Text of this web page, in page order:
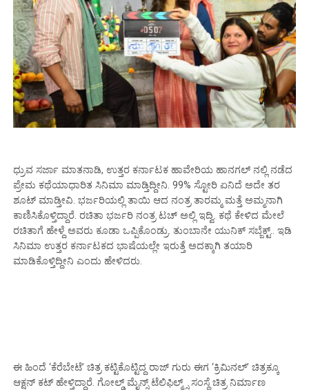
ಧ್ರುವ ಸರ್ಜಾ ಮಾತನಾಡಿ, ಉತ್ತರ ಕರ್ನಾಟಕ ಹಾವೇರಿಯ ಹಾನಗಲ್ ನಲ್ಲಿ ನಡೆದ
ಪ್ರೇಮ ಕಥೆಯಾಧಾರಿತ ಸಿನಿಮಾ ಮಾಡ್ತಿದ್ದೀನಿ. 99% ಸ್ಟೋರಿ ಏನಿದೆ ಅದೇ ತರ
ಶೂಟ್ ಮಾಡ್ತೀವಿ. ಭರ್ಜರಿಯಲ್ಲಿ ತಾಯಿ ಆದ ನಂತ್ರ ತಾರಮ್ಮ ಮತ್ತೆ ಅಮ್ಮನಾಗಿ
ಕಾಣಿಸಿಕೊಳ್ತಿದ್ದಾರೆ. ರಚಿತಾ ಭರ್ಜರಿ ನಂತ್ರ ಟಚ್ ಅಲ್ಲಿ ಇದ್ವಿ. ಕಥೆ ಕೇಳಿದ ಮೇಲೆ
ರಚಿತಾಗೆ ಹೇಳ್ದೆ ಅವರು ಕೂಡಾ ಒಪ್ಪಿಕೊಂಡ್ರು. ತುಂಬಾನೇ ಯುನಿಕ್ ಸಬ್ಜೆಕ್ಟ್.. ಇಡಿ
ಸಿನಿಮಾ ಉತ್ತರ ಕರ್ನಾಟಕದ ಭಾಷೆಯಲ್ಲೇ ಇರುತ್ತೆ ಅದಕ್ಕಾಗಿ ತಯಾರಿ
ಮಾಡಿಕೊಳ್ತಿದ್ದೀನಿ ಎಂದು ಹೇಳಿದರು.
ಈ ಹಿಂದೆ ‘ಕೆರೆಬೇಟೆ’ ಚಿತ್ರ ಕಟ್ಟಿಕೊಟ್ಟಿದ್ದ ರಾಜ್‌ ಗುರು ಈಗ ‘ಕ್ರಿಮಿನಲ್’ ಚಿತ್ರಕ್ಕೂ
ಆಕ್ಷನ್ ಕಟ್ ಹೇಳ್ತಿದ್ದಾರೆ. ಗೋಲ್ಡ್ ಮೈನ್ಸ್ ಟೆಲಿಫಿಲ್ಮ್ಸ್ ಸಂಸ್ಥೆ ಚಿತ್ರ ನಿರ್ಮಾಣ